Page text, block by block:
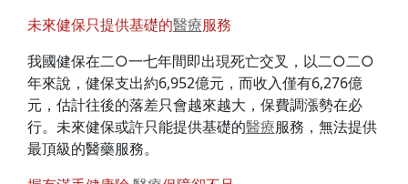
未來健保只提供基礎的醫療服務
我國健保在二○一七年間即出現死亡交叉，以二○二○
年來說，健保支出約6,952億元，而收入僅有6,276億
元，估計往後的落差只會越來越大，保費調漲勢在必
行。未來健保或許只能提供基礎的醫療服務，無法提供
最頂級的醫藥服務。